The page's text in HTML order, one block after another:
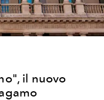
il nuovo